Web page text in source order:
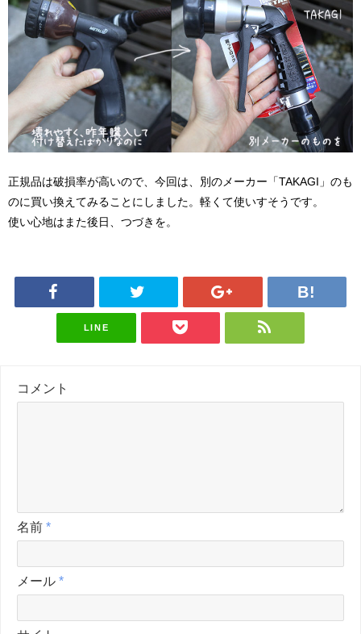
正規品は破損率が高いので、今回は、別のメーカー「TAKAGI」のも
のに買い換えてみることにしました。軽くて使いすそうです。
使い心地はまた後日、つづきを。
LINE
コメント
名前 *
メール *